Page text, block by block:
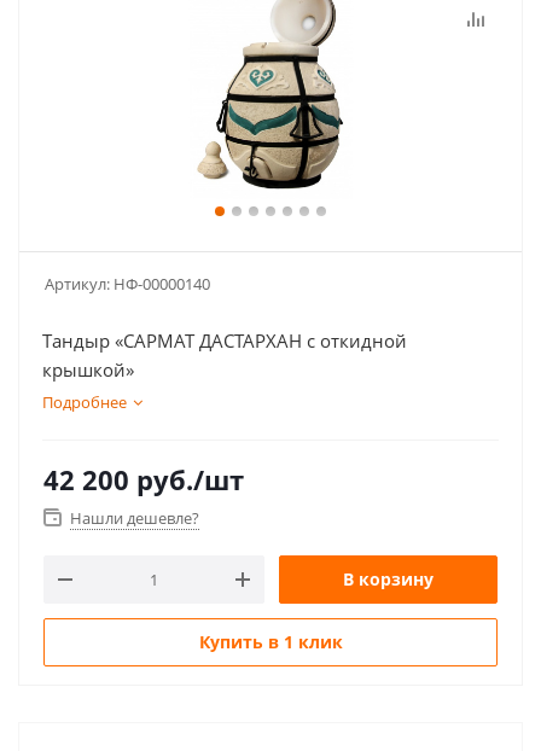
Артикул: НФ-00000140
Тандыр «САРМАТ ДАСТАРХАН c откидной
крышкой»
Подробнее
42 200 руб./шт
Нашли дешевле?
В корзину
Купить в 1 клик